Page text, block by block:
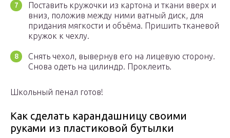
Поставить кружочки из картона и ткани вверх и
вниз, положив между ними ватный диск, для
придания мягкости и объёма. Пришить тканевой
кружок к чехлу.
Снять чехол, вывернув его на лицевую сторону.
Снова одеть на цилиндр. Проклеить.
Школьный пенал готов!
Как сделать карандашницу своими
руками из пластиковой бутылки